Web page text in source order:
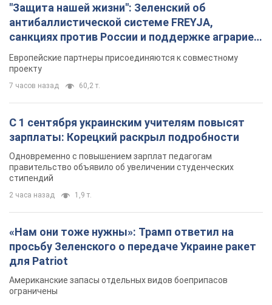
"Защита нашей жизни": Зеленский об
антибаллистической системе FREYJA,
санкциях против России и поддержке аграриев.
Видео
Европейские партнеры присоединяются к совместному
проекту
7 часов назад 60,2 т.
С 1 сентября украинским учителям повысят
зарплаты: Корецкий раскрыл подробности
Одновременно с повышением зарплат педагогам
правительство объявило об увеличении студенческих
стипендий
2 часа назад 1,9 т.
«Нам они тоже нужны»: Трамп ответил на
просьбу Зеленского о передаче Украине ракет
для Patriot
Американские запасы отдельных видов боеприпасов
ограничены